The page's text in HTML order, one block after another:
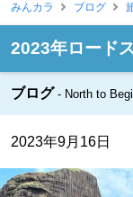
みんカラ ブログ
2023年ロード
ブログ North to
2023年9月16日